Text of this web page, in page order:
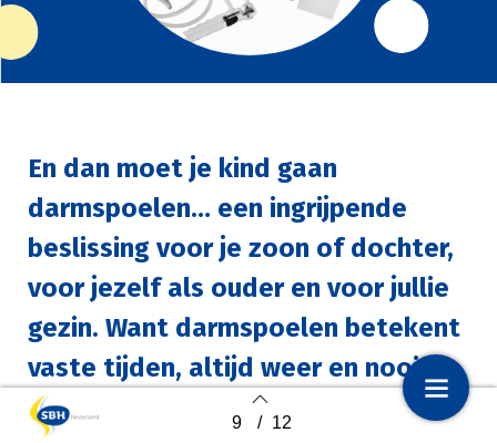
9 / 12
En dan moet je kind gaan
darmspoelen… een ingrijpende
beslissing voor je zoon of dochter,
voor jezelf als ouder en voor jullie
gezin. Want darmspoelen betekent
vaste tijden, altijd weer en nooit
vrij zijn. Twee moeders delen hun